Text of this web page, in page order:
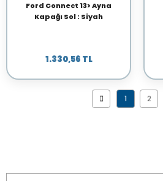
Ford Connect 13> Ayna
Kapağı Sol : Siyah
1.330,56 TL
1 2